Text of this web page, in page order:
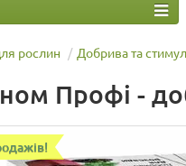
рослин Добрива та
Профі -